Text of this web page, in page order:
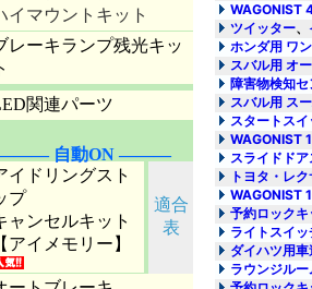
WAGONIST
ツイッター、
ホンダ用 ワ
スバル用 オ
障害物検知
スバル用 ス
スタートス
WAGONIST
スライドド
トヨタ・レ
WAGONIST
予約ロック
ライトスイ
ダイハツ用
ラウンジル